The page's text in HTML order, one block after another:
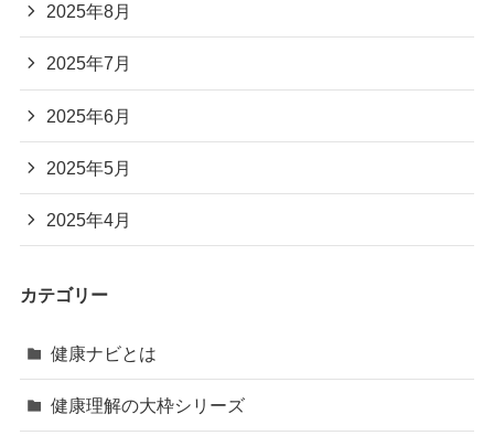
2025年8月
2025年7月
2025年6月
2025年5月
2025年4月
カテゴリー
健康ナビとは
健康理解の大枠シリーズ